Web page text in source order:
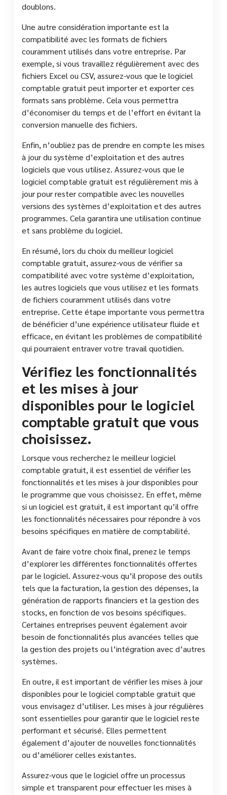
doublons.
Une autre considération importante est la
compatibilité avec les formats de fichiers
couramment utilisés dans votre entreprise. Par
exemple, si vous travaillez régulièrement avec des
fichiers Excel ou CSV, assurez-vous que le logiciel
comptable gratuit peut importer et exporter ces
formats sans problème. Cela vous permettra
d’économiser du temps et de l’effort en évitant la
conversion manuelle des fichiers.
Enfin, n’oubliez pas de prendre en compte les mises
à jour du système d’exploitation et des autres
logiciels que vous utilisez. Assurez-vous que le
logiciel comptable gratuit est régulièrement mis à
jour pour rester compatible avec les nouvelles
versions des systèmes d’exploitation et des autres
programmes. Cela garantira une utilisation continue
et sans problème du logiciel.
En résumé, lors du choix du meilleur logiciel
comptable gratuit, assurez-vous de vérifier sa
compatibilité avec votre système d’exploitation,
les autres logiciels que vous utilisez et les formats
de fichiers couramment utilisés dans votre
entreprise. Cette étape importante vous permettra
de bénéficier d’une expérience utilisateur fluide et
efficace, en évitant les problèmes de compatibilité
qui pourraient entraver votre travail quotidien.
Vérifiez les fonctionnalités
et les mises à jour
disponibles pour le logiciel
comptable gratuit que vous
choisissez.
Lorsque vous recherchez le meilleur logiciel
comptable gratuit, il est essentiel de vérifier les
fonctionnalités et les mises à jour disponibles pour
le programme que vous choisissez. En effet, même
si un logiciel est gratuit, il est important qu’il offre
les fonctionnalités nécessaires pour répondre à vos
besoins spécifiques en matière de comptabilité.
Avant de faire votre choix final, prenez le temps
d’explorer les différentes fonctionnalités offertes
par le logiciel. Assurez-vous qu’il propose des outils
tels que la facturation, la gestion des dépenses, la
génération de rapports financiers et la gestion des
stocks, en fonction de vos besoins spécifiques.
Certaines entreprises peuvent également avoir
besoin de fonctionnalités plus avancées telles que
la gestion des projets ou l’intégration avec d’autres
systèmes.
En outre, il est important de vérifier les mises à jour
disponibles pour le logiciel comptable gratuit que
vous envisagez d’utiliser. Les mises à jour régulières
sont essentielles pour garantir que le logiciel reste
performant et sécurisé. Elles permettent
également d’ajouter de nouvelles fonctionnalités
ou d’améliorer celles existantes.
Assurez-vous que le logiciel offre un processus
simple et transparent pour effectuer les mises à